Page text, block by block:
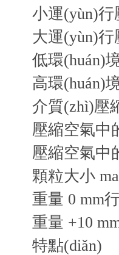
小運(yùn)行
大運(yùn)行
低環(huán)
高環(huán)
介質(zhì)壓
壓縮空氣中
壓縮空氣中
顆粒大小
重量 0 mm
重量 +10
特點(diǎn)